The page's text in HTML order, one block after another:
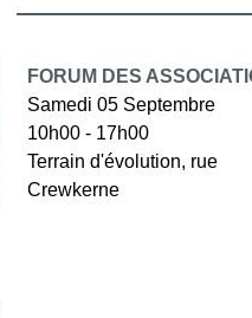
FORUM DES
Samedi 05 Septembre
10h00 - 17h00
Terrain d'évolution, rue
Crewkerne